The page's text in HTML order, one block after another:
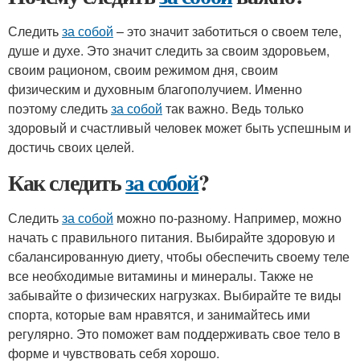
Следитьза собой – это значит заботиться о своем теле,
душе и духе. Это значит следить за своим здоровьем,
своим рационом, своим режимом дня, своим
физическим и духовным благополучием. Именно
поэтому следитьза собой так важно. Ведь только
здоровый и счастливый человек может быть успешным и
достичь своих целей.
Как следитьза собой?
Следитьза собой можно по-разному. Например, можно
начать с правильного питания. Выбирайте здоровую и
сбалансированную диету, чтобы обеспечить своему теле
все необходимые витамины и минералы. Также не
забывайте о физических нагрузках. Выбирайте те виды
спорта, которые вам нравятся, и занимайтесь ими
регулярно. Это поможет вам поддерживать свое тело в
форме и чувствовать себя хорошо.